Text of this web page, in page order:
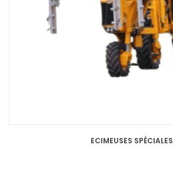
ECIMEUSES SPÉCIALES